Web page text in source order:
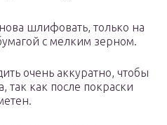
шлифовать, только на
с мелким зерном.
очень аккуратно, чтобы
так как после покраски